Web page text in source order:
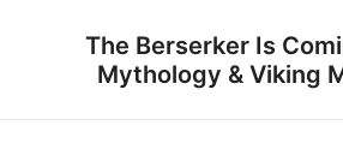
The Berserker Is
Mythology & Viking